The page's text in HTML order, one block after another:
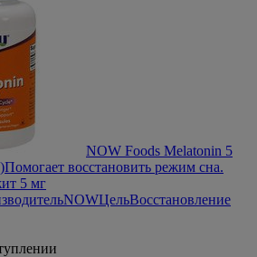
NOW Foods Melatonin 5
Помогает восстановить режим сна.
5 мг
NOWЦельВосстановление